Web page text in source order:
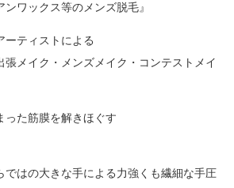
ンワックス等のメンズ脱毛』
ーティストによる
張メイク・メンズメイク・コンテストメイ
った筋膜を解きほぐす
ではの大きな手による力強くも繊細な手圧